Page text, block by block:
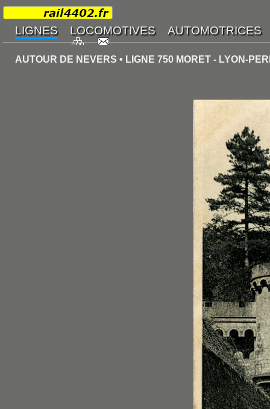
AUTOUR DE NEVERS • LIGNE 750 MORET - LYON-